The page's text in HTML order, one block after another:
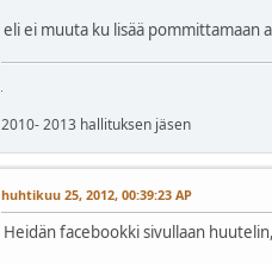
eli ei muuta ku lisää pommittamaan
2010- 2013 hallituksen jäsen
huhtikuu 25, 2012, 00:39:23 AP
Heidän facebookki sivullaan